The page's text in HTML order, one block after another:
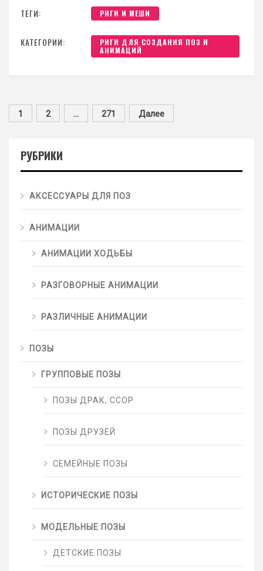
ТЕГИ: РИГИ И МЕШИ
КАТЕГОРИИ:
РИГИ ДЛЯ СОЗДАНИЯ ПОЗ И
АНИМАЦИЙ
1 2 … 271 Далее
РУБРИКИ
АКСЕССУАРЫ ДЛЯ ПОЗ
АНИМАЦИИ
АНИМАЦИИ ХОДЬБЫ
РАЗГОВОРНЫЕ АНИМАЦИИ
РАЗЛИЧНЫЕ АНИМАЦИИ
ПОЗЫ
ГРУППОВЫЕ ПОЗЫ
ПОЗЫ ДРАК, ССОР
ПОЗЫ ДРУЗЕЙ
СЕМЕЙНЫЕ ПОЗЫ
ИСТОРИЧЕСКИЕ ПОЗЫ
МОДЕЛЬНЫЕ ПОЗЫ
ДЕТСКИЕ ПОЗЫ